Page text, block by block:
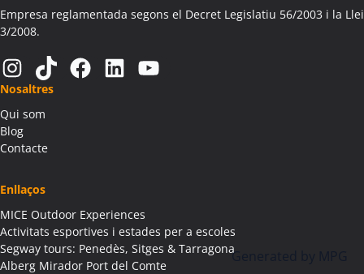
Activitats Família Amics Aitona
Colònies Escolars Aitona
Activitats Teambuilding Empreses Alàs i Cerc
Activitats Família Amics Alàs i Cerc
Colònies Escolars Alàs i Cerc
Activitats Teambuilding Empreses Albagés
Activitats Família Amics Albagés
Colònies Escolars Albanyà
Activitats Teambuilding Empreses Albatàrrec
Activitats Família Amics Albatàrrec
Empresa reglamentada segons el Decret Legislatiu 56/2003 i la Llei
3/2008.
Instagram TikTok Facebook LinkedIn YouTube
Nosaltres
Qui som
Blog
Contacte
Enllaços
MICE Outdoor Experiences
Activitats esportives i estades per a escoles
Segway tours: Penedès, Sitges & Tarragona
Alberg Mirador Port del Comte
Generated by